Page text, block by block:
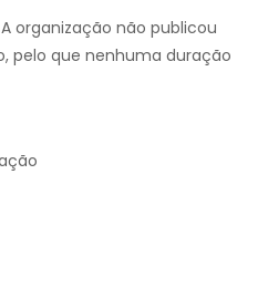
organização não publicou
pelo que nenhuma duração